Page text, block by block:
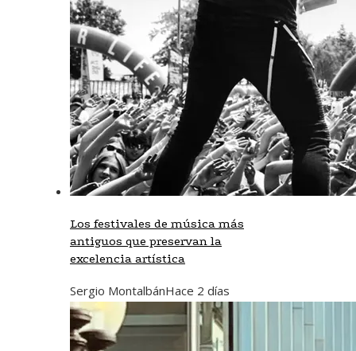
Los festivales de música más
antiguos que preservan la
excelencia artística
Sergio MontalbánHace 2 días